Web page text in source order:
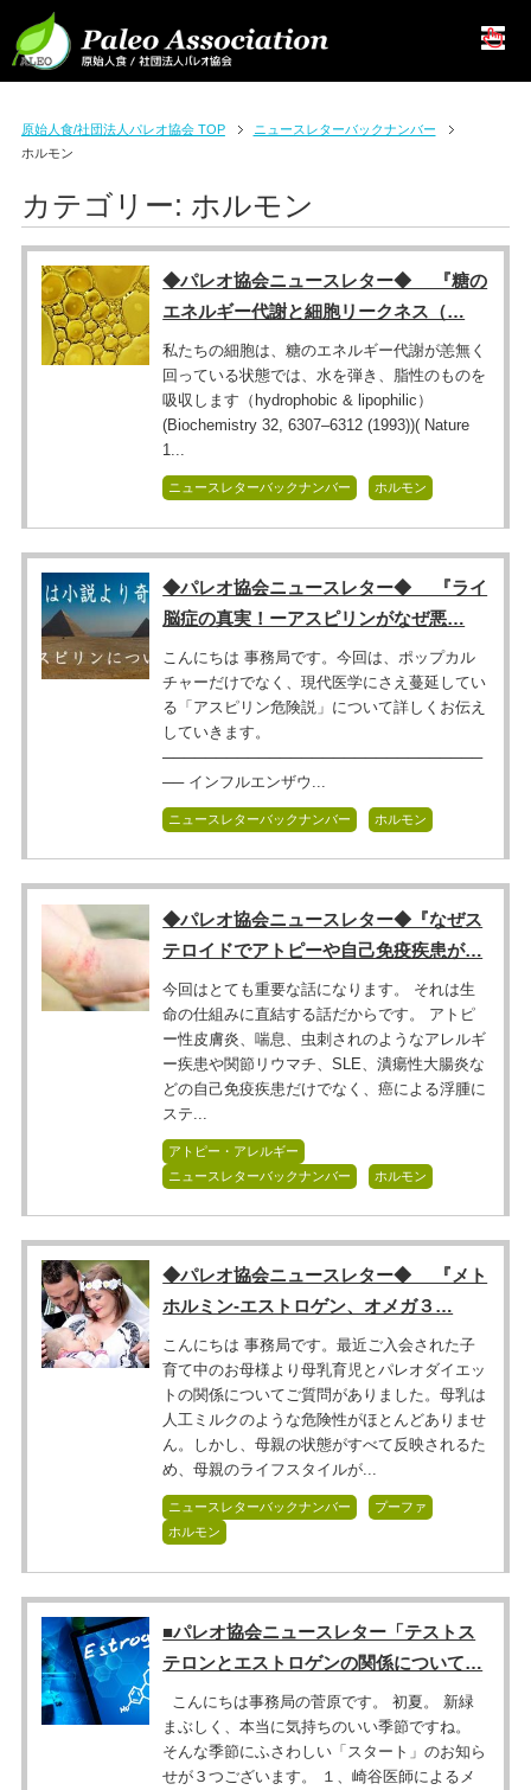
原始人食/社団法人パレオ協会 TOP
ニュースレターバックナンバー
ホルモン
カテゴリー: ホルモン
◆パレオ協会ニュースレター◆ 『糖の
エネルギー代謝と細胞リークネス（…
私たちの細胞は、糖のエネルギー代謝が恙無く
回っている状態では、水を弾き、脂性のものを
吸収します（hydrophobic & lipophilic）
(Biochemistry 32, 6307–6312 (1993))( Nature
1...
ニュースレターバックナンバー ホルモン
◆パレオ協会ニュースレター◆ 『ライ
脳症の真実！ーアスピリンがなぜ悪…
こんにちは 事務局です。今回は、ポップカル
チャーだけでなく、現代医学にさえ蔓延してい
る「アスピリン危険説」について詳しくお伝え
していきます。
──────────────────────────────
── インフルエンザウ...
ニュースレターバックナンバー ホルモン
◆パレオ協会ニュースレター◆『なぜス
テロイドでアトピーや自己免疫疾患が…
今回はとても重要な話になります。 それは生
命の仕組みに直結する話だからです。 アトピ
ー性皮膚炎、喘息、虫刺されのようなアレルギ
ー疾患や関節リウマチ、SLE、潰瘍性大腸炎な
どの自己免疫疾患だけでなく、癌による浮腫に
ステ...
アトピー・アレルギー
ニュースレターバックナンバー
ホルモン
◆パレオ協会ニュースレター◆ 『メト
ホルミン-エストロゲン、オメガ３…
こんにちは 事務局です。最近ご入会された子
育て中のお母様より母乳育児とパレオダイエッ
トの関係についてご質問がありました。母乳は
人工ミルクのような危険性がほとんどありませ
ん。しかし、母親の状態がすべて反映されるた
め、母親のライフスタイルが...
ニュースレターバックナンバー
プーファ
ホルモン
■パレオ協会ニュースレター「テストス
テロンとエストロゲンの関係について…
こんにちは事務局の菅原です。 初夏。 新緑
まぶしく、本当に気持ちのいい季節ですね。
そんな季節にふさわしい「スタート」のお知ら
せが３つございます。 １、崎谷医師によるメ